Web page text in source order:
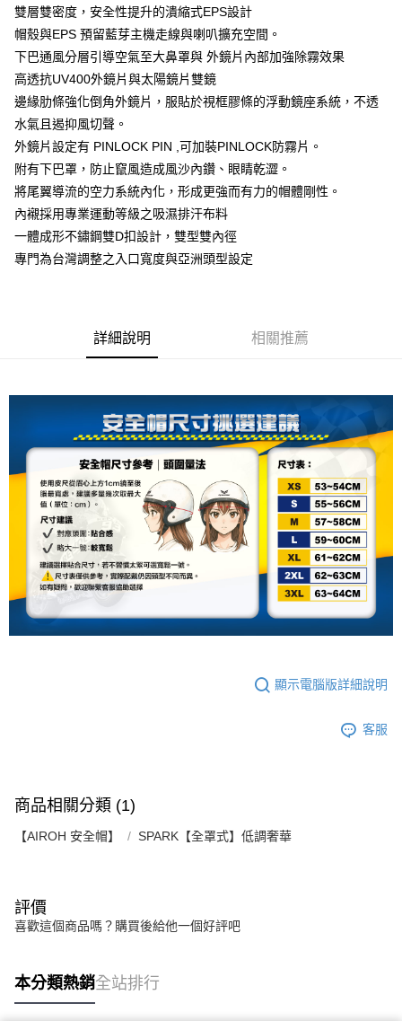
消。如遇「轉專審核」未通過狀況，表示未達大哥付你分期系統評分，恕無
法說明評估內容。
【繳款方式說明】
1.分期款項不併入電信帳單，「大哥付你分期」於每月結算日後寄送繳費提
醒簡訊。
帳／街口支付／iPASS MONEY」等通路繳費。
【注意事項】
1.本服務係由「台灣大哥大股份有限公司」（以下簡稱本公司）所提供，讓
用戶於交易時，得透過本服務購買商品或服務，並由商店將買賣／分期付款
買賣價金債權讓與本公司後，依約使用本公司帳單繳交帳款。
資料（包含姓名、電話或地址）提供予台灣大哥大進項蒐集、處理及利用，
由本公司與您本人進行分期帳單所需資料之確認、核對及更正。
3.完整用戶服務條款，請詳閱以下連結：https://oppay.tw/userRule
２．便利：只要手機號碼，簡訊認證，即可結帳。
３．安心：先確認商品／服務後，再付款。
【「AFTEE先享後付」結帳流程】
１．於結帳方式選擇「AFTEE先享後付」後，將跳轉至「AFTEE先享後付」
結帳頁面，進行簡訊認證並確認金額後，即可完成結帳。
３．收到繳費通知簡訊後14天內，點擊此簡訊中的連結，可透過四大超商／
ATM／網路銀行／等多元方式進行付款，方視為交易完成。
※ 請注意：結帳手續完成當下不需立刻繳費，但若您需要取消訂單，請聯絡
購買商品的店家。未經商家同意取消之訂單仍視為有效，需透過AFTEE先享
後付繳納相關費用。
※ 交易是否成功請以「AFTEE先享後付 」之結帳頁面顯示為準，若有關於
客戶支援中心」https://netprotections.freshdesk.com/support/home
２．關於個人資料處理事宜，請瀏覽以下網址：
https://aftee.tw/terms/#terms3
４．使用「AFTEE先享後付」時，將依據個別帳號之用戶狀況，依本公司即
時審查核予不同之上限額度；若仍有額度不足之情形，本公司將視審查結果
請求用戶進行身份認證。
５．嚴禁一人註冊多個帳號或使用他人資訊註冊。若發現惡意使用之情形，
恩沛科技股份有限公司將有權停止該用戶之使用額度並採取法律行動。
運送方式
全家取貨付款
每筆NT$80，滿NT$1,999(含以上)免運費
付款後全家取貨
每筆NT$80，滿NT$1,999(含以上)免運費
7-11取貨付款
每筆NT$80，滿NT$1,999(含以上)免運費
付款後7-11取貨
每筆NT$80，滿NT$1,999(含以上)免運費
宅配
雙層雙密度，安全性提升的潰縮式EPS設計
帽殼與EPS 預留藍芽主機走線與喇叭擴充空間。
下巴通風分層引導空氣至大鼻罩與 外鏡片內部加強除霧效果
高透抗UV400外鏡片與太陽鏡片雙鏡
邊緣肋條強化倒角外鏡片，服貼於視框膠條的浮動鏡座系統，不透
水氣且遏抑風切聲。
外鏡片設定有 PINLOCK PIN ,可加裝PINLOCK防霧片。
附有下巴罩，防止竄風造成風沙內鑽、眼睛乾澀。
將尾翼導流的空力系統內化，形成更強而有力的帽體剛性。
內襯採用專業運動等級之吸濕排汗布料
一體成形不鏽鋼雙D扣設計，雙型雙內徑
專門為台灣調整之入口寬度與亞洲頭型設定
詳細說明 相關推薦
顯示電腦版詳細說明
客服
商品相關分類 (1)
【AIROH 安全帽】 SPARK【全罩式】低調奢華
評價
喜歡這個商品嗎？購買後給他一個好評吧
本分類熱銷全站排行